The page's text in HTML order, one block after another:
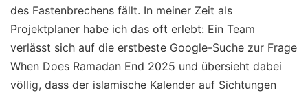
des Fastenbrechens fällt. In meiner Zeit als
Projektplaner habe ich das oft erlebt: Ein Team
verlässt sich auf die erstbeste Google-Suche zur Frage
When Does Ramadan End 2025 und übersieht dabei
völlig, dass der islamische Kalender auf Sichtungen